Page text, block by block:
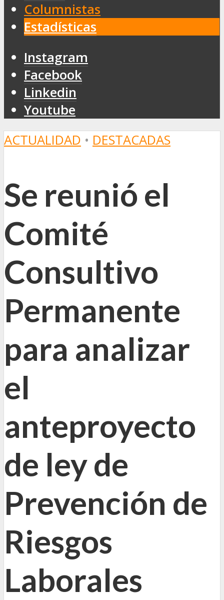
Columnistas
Estadísticas
Instagram
Facebook
Linkedin
Youtube
ACTUALIDAD • DESTACADAS
Se reunió el
Comité
Consultivo
Permanente
para analizar
el
anteproyecto
de ley de
Prevención de
Riesgos
Laborales